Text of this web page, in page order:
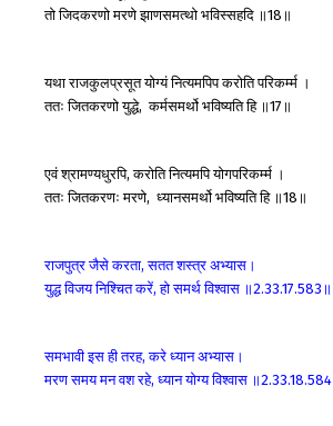
तोजिदकरणोमरणेझाणसमत्थोभविस्सहदि ॥18 ॥
यथाराजकुलप्रसूतयोग्यंनित्यमपिपकरोतिपरिकर्म्म ।
ततः जितकरणोयुद्धे,कर्मसमर्थोभविष्यतिहि ॥17 ॥
एवंश्रामण्यधुरपि,करोतिनित्यमपियोगपरिकर्म्म ।
ततः जितकरणः मरणे, ध्यानसमर्थोभविष्यतिहि ॥18 ॥
राजपुत्रजैसेकरता,सततशस्त्रअभ्यास।
युद्धविजयनिश्चितकरें,होसमर्थविश्वास ॥2.33.17.583 ॥
समभावीइसहीतरह,करेध्यानअभ्यास।
मरणसमयमनवशरहे, ध्यानयोग्यविश्वास ॥2.33.18.584